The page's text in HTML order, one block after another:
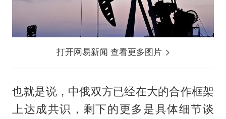
打开网易新闻 查看更多图片
也就是说，中俄双方已经在大的合作框架
上达成共识，剩下的更多是具体细节谈